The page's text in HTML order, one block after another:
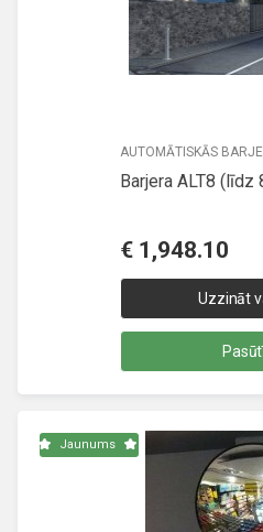
AUTOMĀTISKĀS
Barjera ALT8 (līdz
€ 1,948.10
Uzzināt
Jaunums